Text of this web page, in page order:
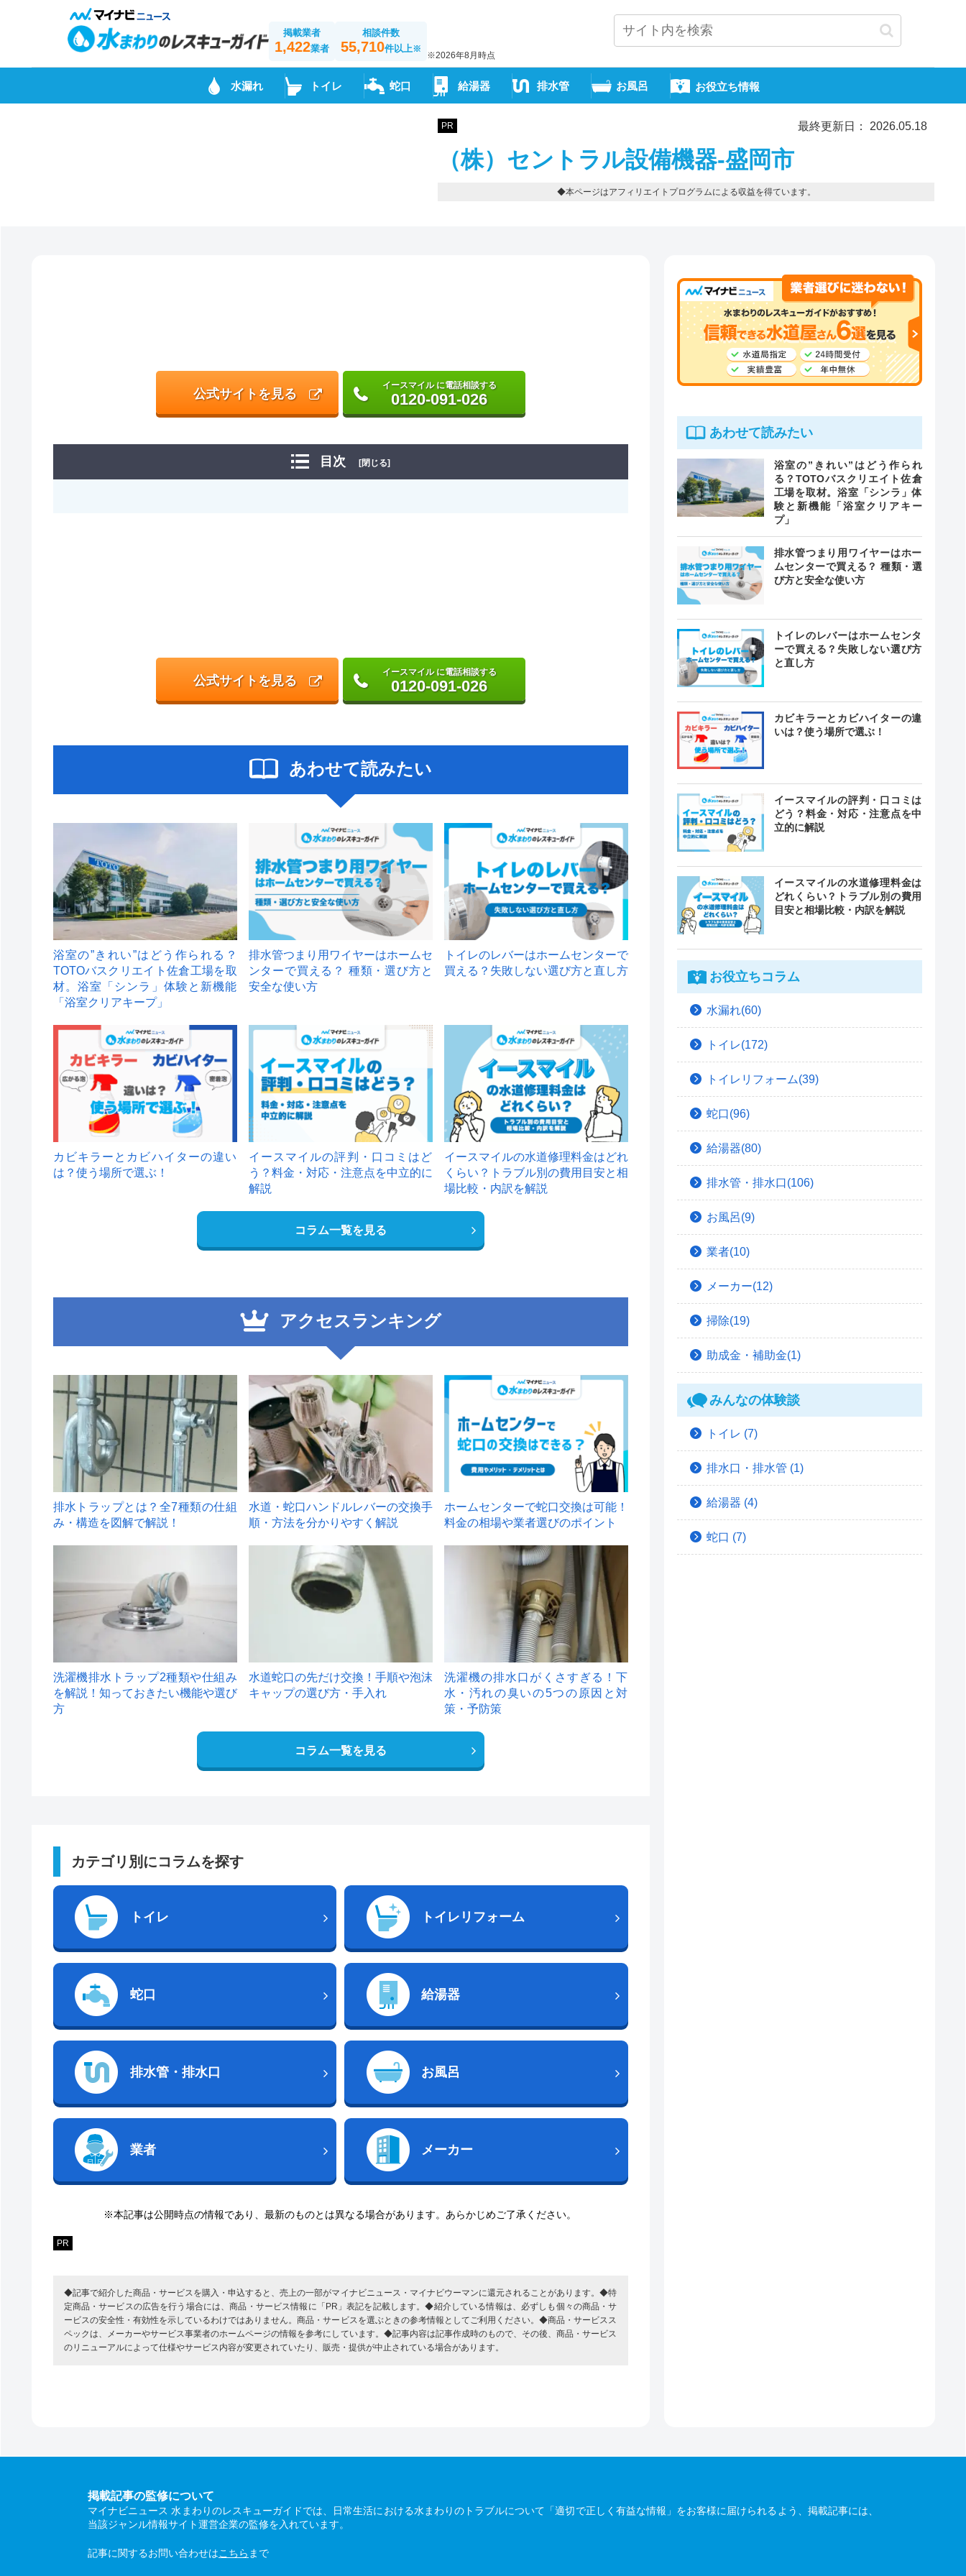
掲載業者
1,422業者
相談件数
55,710件以上※
※2026年8月時点
水漏れ トイレ 蛇口 給湯器 排水管 お風呂 お役立ち情報
PR 最終更新日： 2026.05.18
（株）セントラル設備機器-盛岡市
◆本ページはアフィリエイトプログラムによる収益を得ています。
公式サイトを見る
イースマイル に電話相談する
0120-091-026
目次 [閉じる]
公式サイトを見る
イースマイル に電話相談する
0120-091-026
あわせて読みたい
浴室の”きれい”はどう作られる？
TOTOバスクリエイト佐倉工場を取
材。浴室「シンラ」体験と新機能
「浴室クリアキープ」
排水管つまり用ワイヤーはホームセ
ンターで買える？ 種類・選び方と
安全な使い方
トイレのレバーはホームセンターで
買える？失敗しない選び方と直し方
カビキラーとカビハイターの違い
は？使う場所で選ぶ！
イースマイルの評判・口コミはど
う？料金・対応・注意点を中立的に
解説
イースマイルの水道修理料金はどれ
くらい？トラブル別の費用目安と相
場比較・内訳を解説
コラム一覧を見る
アクセスランキング
1
排水トラップとは？全7種類の仕組
み・構造を図解で解説！
2
水道・蛇口ハンドルレバーの交換手
順・方法を分かりやすく解説
ホームセンターで蛇口交換は可能！
料金の相場や業者選びのポイント
洗濯機排水トラップ2種類や仕組み
を解説！知っておきたい機能や選び
方
水道蛇口の先だけ交換！手順や泡沫
キャップの選び方・手入れ
洗濯機の排水口がくさすぎる！下
水・汚れの臭いの5つの原因と対
策・予防策
コラム一覧を見る
カテゴリ別にコラムを探す
トイレ トイレリフォーム
蛇口 給湯器
排水管・排水口 お風呂
業者 メーカー
※本記事は公開時点の情報であり、最新のものとは異なる場合があります。あらかじめご了承ください。
PR
◆記事で紹介した商品・サービスを購入・申込すると、売上の一部がマイナビニュース・マイナビウーマンに還元されることがあります。◆特
定商品・サービスの広告を行う場合には、商品・サービス情報に「PR」表記を記載します。◆紹介している情報は、必ずしも個々の商品・サ
ービスの安全性・有効性を示しているわけではありません。商品・サービスを選ぶときの参考情報としてご利用ください。◆商品・サービスス
ペックは、メーカーやサービス事業者のホームページの情報を参考にしています。◆記事内容は記事作成時のもので、その後、商品・サービス
のリニューアルによって仕様やサービス内容が変更されていたり、販売・提供が中止されている場合があります。
あわせて読みたい
浴室の”きれい”はどう作られ
る？TOTOバスクリエイト佐倉
工場を取材。浴室「シンラ」体
験と新機能「浴室クリアキー
プ」
排水管つまり用ワイヤーはホー
ムセンターで買える？ 種類・選
び方と安全な使い方
トイレのレバーはホームセンタ
ーで買える？失敗しない選び方
と直し方
カビキラーとカビハイターの違
いは？使う場所で選ぶ！
イースマイルの評判・口コミは
どう？料金・対応・注意点を中
立的に解説
イースマイルの水道修理料金は
どれくらい？トラブル別の費用
目安と相場比較・内訳を解説
お役立ちコラム
水漏れ(60)
トイレ(172)
トイレリフォーム(39)
蛇口(96)
給湯器(80)
排水管・排水口(106)
お風呂(9)
業者(10)
メーカー(12)
掃除(19)
助成金・補助金(1)
みんなの体験談
トイレ (7)
排水口・排水管 (1)
給湯器 (4)
蛇口 (7)
掲載記事の監修について
マイナビニュース 水まわりのレスキューガイドでは、日常生活における水まわりのトラブルについて「適切で正しく有益な情報」をお客様に届けられるよう、掲載記事には、
当該ジャンル情報サイト運営企業の監修を入れています。
記事に関するお問い合わせはこちら まで